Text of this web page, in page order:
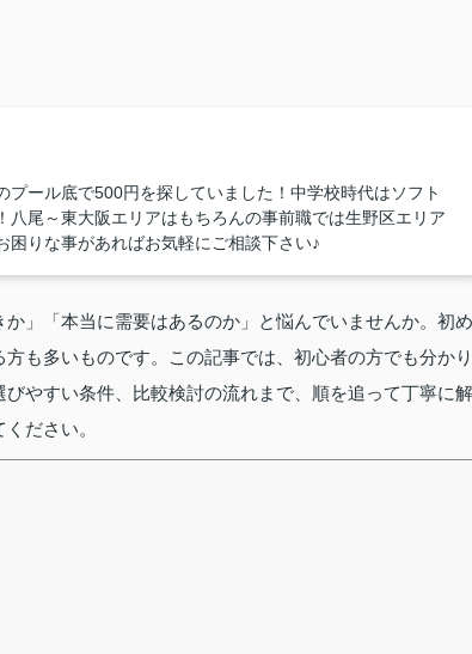
ール底で500円を探していました！中学校時代はソフト
尾～東大阪エリアはもちろんの事前職では生野区エリア
困りな事があればお気軽にご相談下さい♪
」「本当に需要はあるのか」と悩んでいませんか。初め
も多いものです。この記事では、初心者の方でも分かり
やすい条件、比較検討の流れまで、順を追って丁寧に解
ださい。